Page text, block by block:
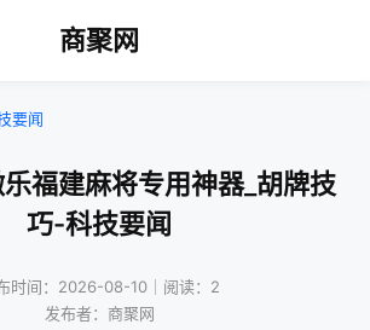
商聚网
要闻
福建麻将专用神器_胡牌技
巧-科技要闻
时间：2026-08-10｜阅读：2
发布者：商聚网